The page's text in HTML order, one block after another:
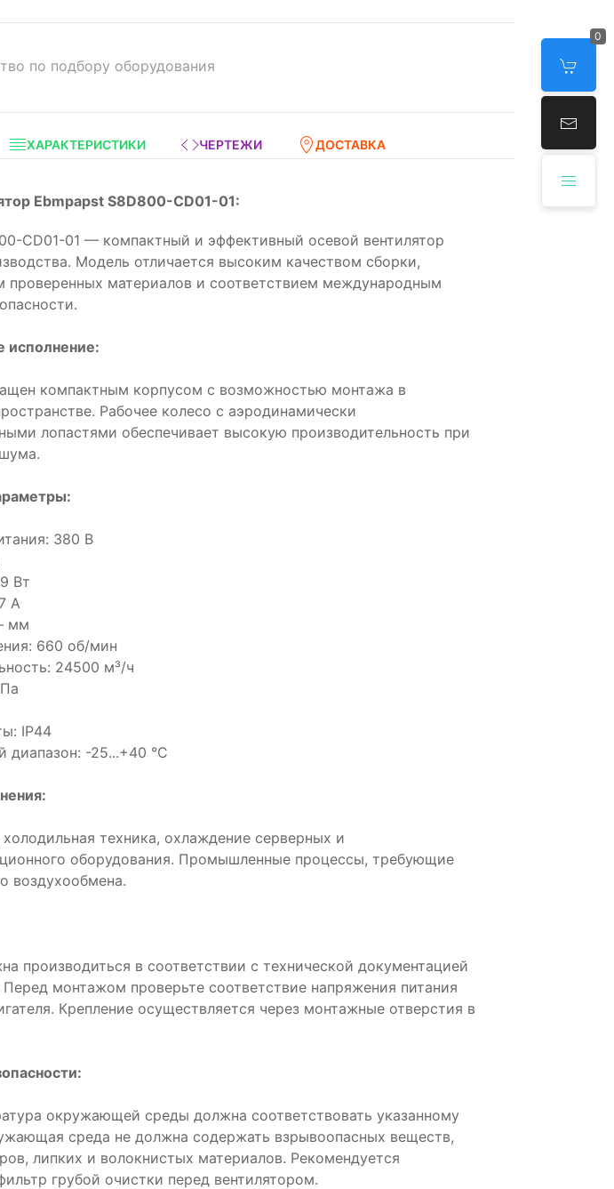
0
по подбору оборудования
ХАРАКТЕРИСТИКИ ЧЕРТЕЖИ ДОСТАВКА
Ebmpapst S8D800-CD01-01:
CD01-01 — компактный и эффективный осевой вентилятор
Модель отличается высоким качеством сборки,
проверенных материалов и соответствием международным
исполнение:
компактным корпусом с возможностью монтажа в
Рабочее колесо с аэродинамически
лопастями обеспечивает высокую производительность при
380 В
Вт
А
мм
660 об/мин
24500 м³/ч
IP44
диапазон: -25...+40 °C
техника, охлаждение серверных и
оборудования. Промышленные процессы, требующие
воздухообмена.
производиться в соответствии с технической документацией
Перед монтажом проверьте соответствие напряжения питания
Крепление осуществляется через монтажные отверстия в
окружающей среды должна соответствовать указанному
среда не должна содержать взрывоопасных веществ,
липких и волокнистых материалов. Рекомендуется
грубой очистки перед вентилятором.